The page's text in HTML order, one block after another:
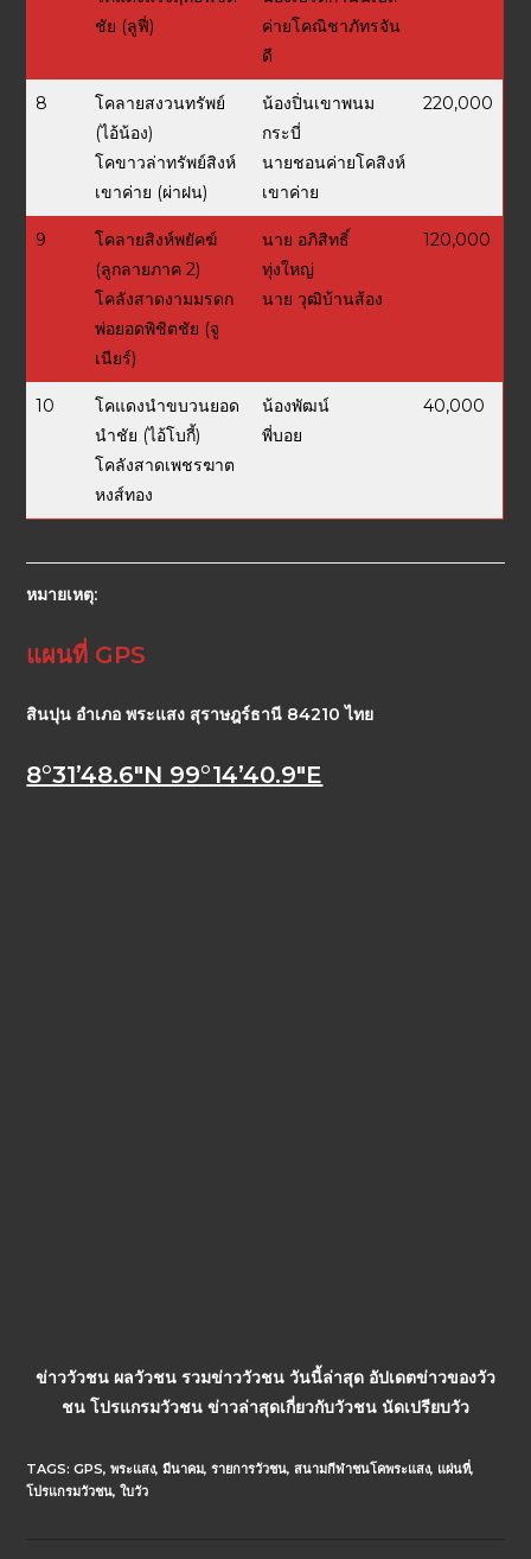
ชัย (ลูฟี่)
ค่ายโคณิชาภัทรจัน
ดี
8
โคลายสงวนทรัพย์
(ไอ้น้อง)
โคขาวล่าทรัพย์สิงห์
เขาค่าย (ผ่าฝน)
น้องปิ่นเขาพนม
กระบี่
นายชอนค่ายโคสิงห์
เขาค่าย
220,000
9
โคลายสิงห์พยัคฆ์
(ลูกลายภาค 2)
โคลังสาดงามมรดก
พ่อยอดพิชิตชัย (จู
เนียร์)
นาย อภิสิทธิ์
ทุ่งใหญ่
นาย วุฒิบ้านส้อง
120,000
10
โคแดงนำขบวนยอด
นำชัย (ไอ้โบกี้)
โคลังสาดเพชรฆาต
หงส์ทอง
น้องพัฒน์
พี่บอย
40,000
หมายเหตุ:
แผนที่ GPS
สินปุน อำเภอ พระแสง สุราษฎร์ธานี 84210 ไทย
8°31’48.6″N 99°14’40.9″E
ข่าววัวชน ผลวัวชน รวมข่าววัวชน วันนี้ล่าสุด อัปเดตข่าวของวัว
ชน โปรแกรมวัวชน ข่าวล่าสุดเกี่ยวกับวัวชน นัดเปรียบวัว
TAGS:GPS, พระแสง, มีนาคม, รายการวัวชน, สนามกีฬาชนโคพระแสง, แผ่นที่,
โปรแกรมวัวชน, ใบวัว